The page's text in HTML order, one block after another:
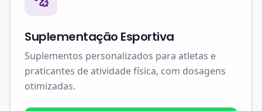
Suplementação Esportiva
Suplementos personalizados para atletas e
praticantes de atividade física, com dosagens
otimizadas.